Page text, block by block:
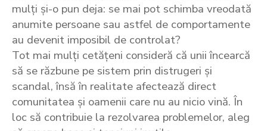
mulți și-o pun deja: se mai pot schimba vreodată
anumite persoane sau astfel de comportamente
au devenit imposibil de controlat?
Tot mai mulți cetățeni consideră că unii încearcă
să se răzbune pe sistem prin distrugeri și
scandal, însă în realitate afectează direct
comunitatea și oamenii care nu au nicio vină. În
loc să contribuie la rezolvarea problemelor, aleg